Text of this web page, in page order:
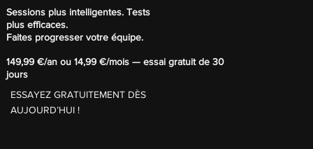
Sessions plus intelligentes. Tests
plus efficaces.
Faites progresser votre équipe.
149,99 €/an ou 14,99 €/mois — essai gratuit de 30
jours
ESSAYEZ GRATUITEMENT DÈS
AUJOURD’HUI !